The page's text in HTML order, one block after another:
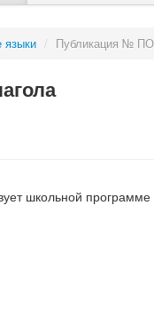
языки / Публикация №
школьной